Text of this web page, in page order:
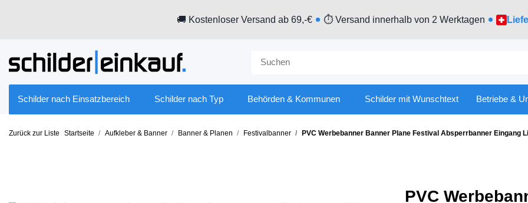
🚚 Kostenloser Versand ab 69,-€ ⏱ Versand innerhalb von 2 Werktagen
Schilder nach Einsatzbereich Schilder nach Typ Behörden & Kommunen Schilder mit Wunschtext Betriebe &
Zurück zur Liste Startseite Aufkleber & Banner Banner & Planen Festivalbanner PVC Werbebanner Banner Plane Festival Absperrbanner Eingang
PVC